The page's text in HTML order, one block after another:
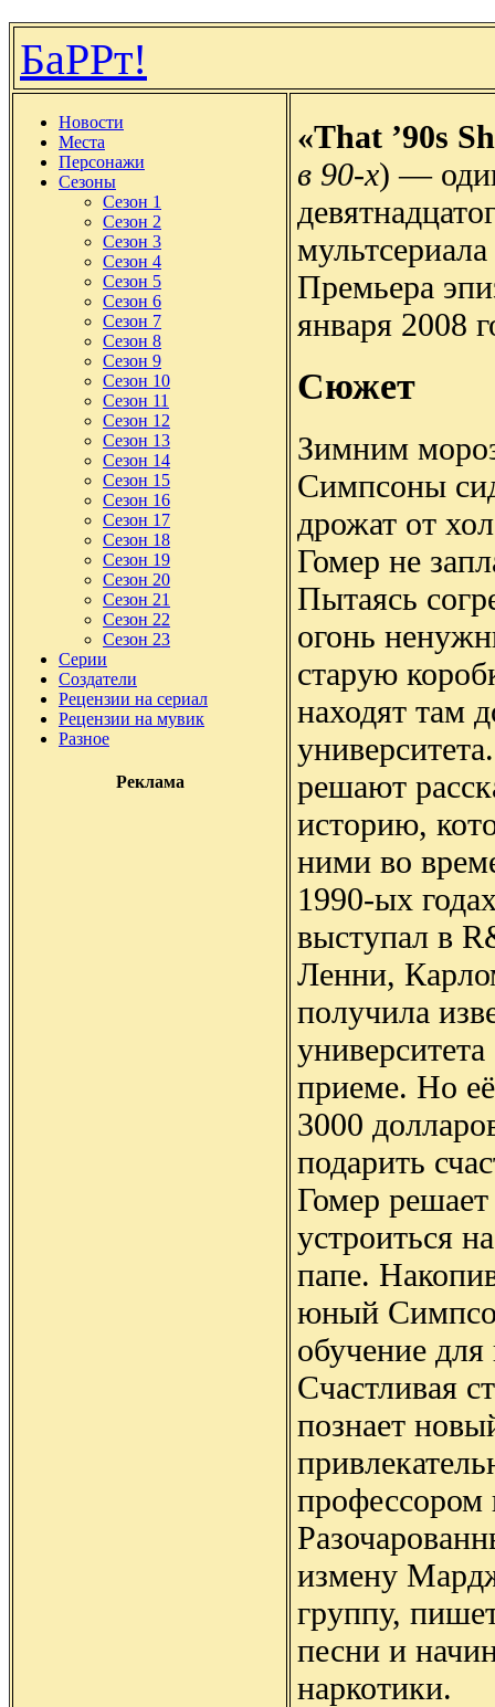
БаРРт!
Новости
Места
Персонажи
Сезоны
Сезон 1
Сезон 2
Сезон 3
Сезон 4
Сезон 5
Сезон 6
Сезон 7
Сезон 8
Сезон 9
Сезон 10
Сезон 11
Сезон 12
Сезон 13
Сезон 14
Сезон 15
Сезон 16
Сезон 17
Сезон 18
Сезон 19
Сезон 20
Сезон 21
Сезон 22
Сезон 23
Серии
Создатели
Рецензии на сериал
Рецензии на мувик
Разное
Реклама
«That ’90s
в 90-х) —
Премьера
января 2008
Сюжет
Зимним
Симпсоны
дрожат от
Гомер не
Пытаясь
огонь
старую
находят там
решают
историю,
ними во
1990-ых
выступал в
Ленни,
получила
приеме. Но
3000
подарить
Гомер
устроиться
папе.
юный
обучение
Счастливая
познает
профессором
измену
группу,
песни и
наркотики.